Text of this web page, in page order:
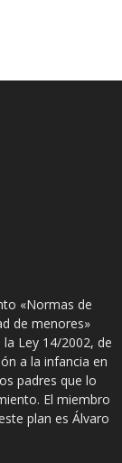
«Normas de
de menores»
Ley 14/2002, de
a la infancia en
padres que lo
El miembro
plan es Álvaro